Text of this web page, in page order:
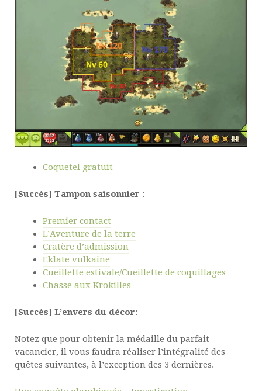
Coquetel gratuit
[Succès] Tampon saisonnier :
Premier contact
L’Aventure de la terre
Cratère d’admission
Eklate vulkaine
Cueillette estivale/Cueillette de coquillages
Chasse aux Krokilles
[Succès] L’envers du décor:
Notez que pour obtenir la médaille du parfait
vacancier, il vous faudra réaliser l’intégralité des
quêtes suivantes, à l’exception des 3 dernières.